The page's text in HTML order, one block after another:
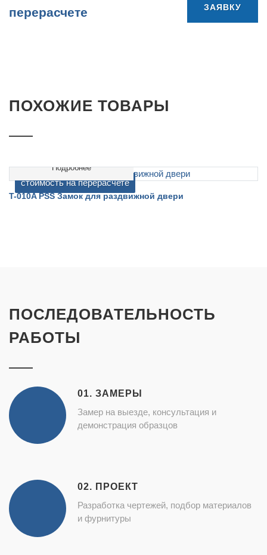
перерасчете
ЗАЯВКУ
ПОХОЖИЕ ТОВАРЫ
cтоимость на перерасчете
Подробнее
T-010A PSS Замок для раздвижной двери
ПОСЛЕДОВАТЕЛЬНОСТЬ
РАБОТЫ
01. ЗАМЕРЫ
Замер на выезде, консультация и
демонстрация образцов
02. ПРОЕКТ
Разработка чертежей, подбор материалов
и фурнитуры